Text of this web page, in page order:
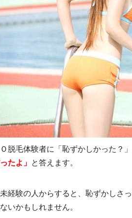
脱毛体験者に「恥ずかしかった？
たよ」 と答えます。
経験の人からすると、恥ずかしさ
いかもしれません。